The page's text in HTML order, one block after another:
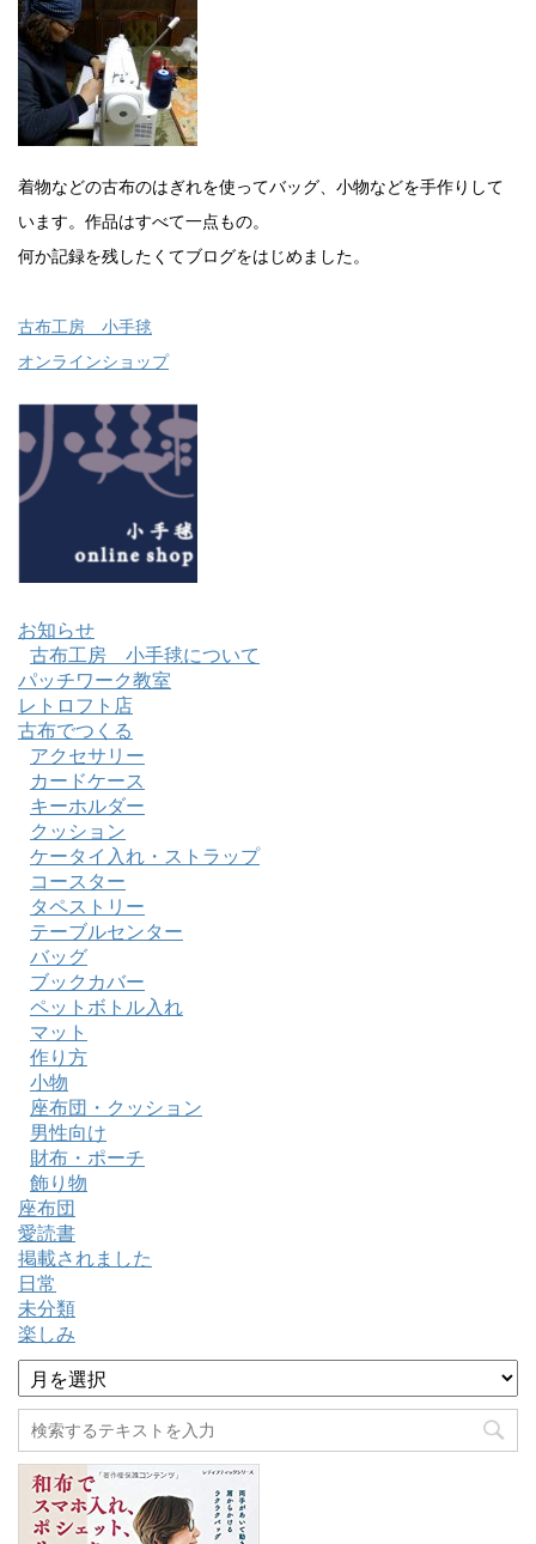
着物などの古布のはぎれを使ってバッグ、小物などを手作りして
います。作品はすべて一点もの。
何か記録を残したくてブログをはじめました。
古布工房 小手毬
オンラインショップ
お知らせ
古布工房 小手毬について
パッチワーク教室
レトロフト店
古布でつくる
アクセサリー
カードケース
キーホルダー
クッション
ケータイ入れ・ストラップ
コースター
タペストリー
テーブルセンター
バッグ
ブックカバー
ペットボトル入れ
マット
作り方
小物
座布団・クッション
男性向け
財布・ポーチ
飾り物
座布団
愛読書
掲載されました
日常
未分類
楽しみ
ア
ー
カ
イ
ブ